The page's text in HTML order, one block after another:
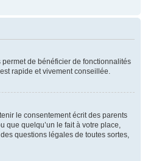
permet de bénéficier de fonctionnalités
rapide et vivement conseillée.
le consentement écrit des parents
que quelqu’un le fait à votre place,
questions légales de toutes sortes,